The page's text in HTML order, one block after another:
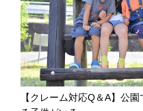
【クレーム対応Q＆A】公